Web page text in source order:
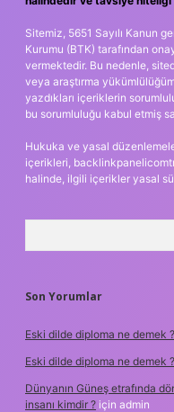
Sitemiz, 5651 Sayılı Kanun
Kurumu (BTK) tarafından
vermektedir. Bu nedenle,
veya araştırma
yazdıkları içeriklerin
bu sorumluluğu kabul etmiş
Hukuka ve yasal
içerikleri,
halinde, ilgili içerikler yasal
Son Yorumlar
Eski dilde diploma ne demek ?
Eski dilde diploma ne demek ?
Dünyanın Güneş etrafında
insanı kimdir ? için admin